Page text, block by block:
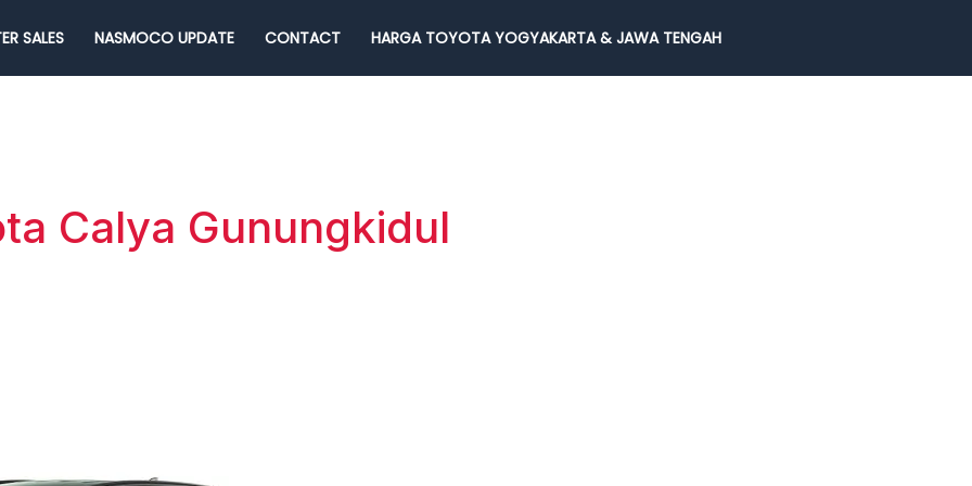
SALES NASMOCO UPDATE CONTACT HARGA TOYOTA YOGYAKARTA & JAWA TENGAH
Calya Gunungkidul